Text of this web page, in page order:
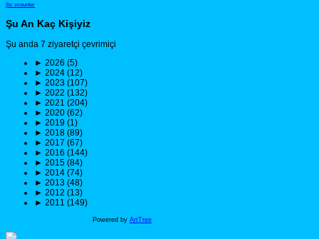
jbc vcounter
Şu An Kaç Kişiyiz
Şu anda 7 ziyaretçi çevrimiçi
► 2026 (5)
► 2024 (12)
► 2023 (107)
► 2022 (132)
► 2021 (204)
► 2020 (62)
► 2019 (1)
► 2018 (89)
► 2017 (67)
► 2016 (144)
► 2015 (84)
► 2014 (74)
► 2013 (48)
► 2012 (13)
► 2011 (149)
Powered by ArtTree